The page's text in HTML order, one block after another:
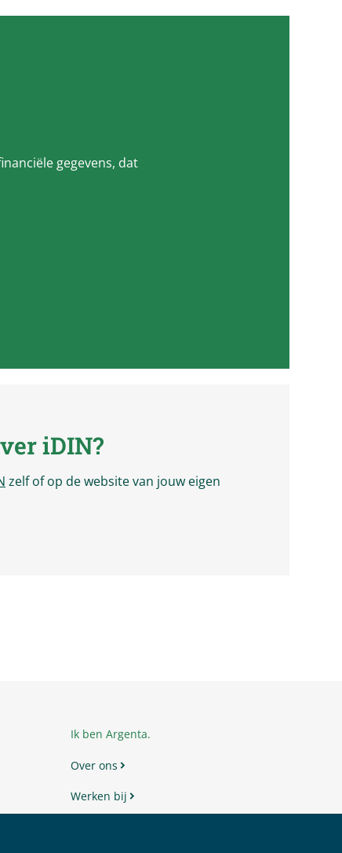
gegevens, dat
iDIN?
zelf of op de website van jouw eigen
Ik ben Argenta.
Over ons
Werken bij